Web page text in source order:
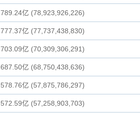
789.24亿 (78,923,926,226)
777.37亿 (77,737,438,830)
703.09亿 (70,309,306,291)
687.50亿 (68,750,438,636)
578.76亿 (57,875,786,297)
572.59亿 (57,258,903,703)